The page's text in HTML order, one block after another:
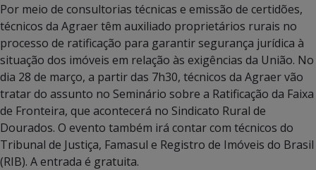
Por meio de consultorias técnicas e emissão de certidões,
técnicos da Agraer têm auxiliado proprietários rurais no
processo de ratificação para garantir segurança jurídica à
situação dos imóveis em relação às exigências da União. No
dia 28 de março, a partir das 7h30, técnicos da Agraer vão
tratar do assunto no Seminário sobre a Ratificação da Faixa
de Fronteira, que acontecerá no Sindicato Rural de
Dourados. O evento também irá contar com técnicos do
Tribunal de Justiça, Famasul e Registro de Imóveis do Brasil
(RIB). A entrada é gratuita.